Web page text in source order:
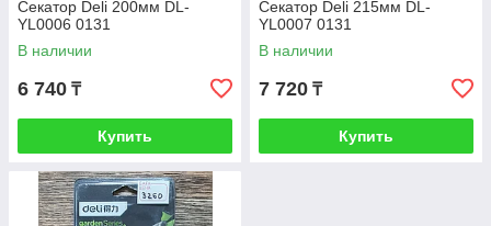
Секатор Deli 200мм DL-
YL0006 0131
В наличии
6 740 ₸
Купить
Секатор Deli 215мм DL-
YL0007 0131
В наличии
7 720 ₸
Купить